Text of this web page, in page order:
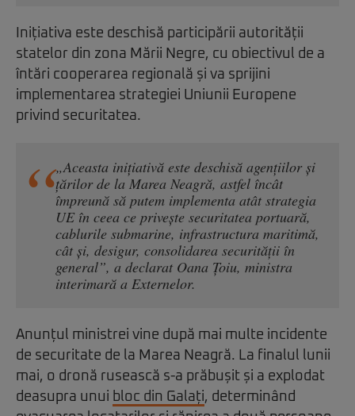
Inițiativa este deschisă participării autorității
statelor din zona Mării Negre, cu obiectivul de a
întări cooperarea regională și va sprijini
implementarea strategiei Uniunii Europene
privind securitatea.
„Aceasta inițiativă este deschisă agențiilor și
țărilor de la Marea Neagră, astfel încât
împreună să putem implementa atât strategia
UE în ceea ce privește securitatea portuară,
cablurile submarine, infrastructura maritimă,
cât și, desigur, consolidarea securității în
general”, a declarat Oana Țoiu, ministra
interimară a Externelor.
Anunțul ministrei vine după mai multe incidente
de securitate de la Marea Neagră. La finalul lunii
mai, o dronă rusească s-a prăbușit și a explodat
deasupra unui bloc din Galați, determinând